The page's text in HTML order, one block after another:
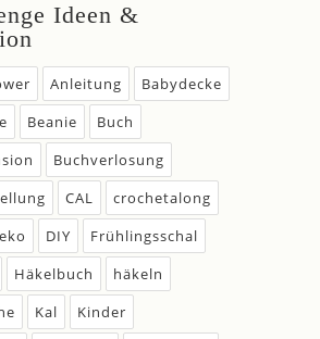
Ideen &
Anleitung
Babydecke
Beanie
Buch
Buchverlosung
CAL
crochetalong
DIY
Frühlingsschal
Häkelbuch
häkeln
Kal
Kinder